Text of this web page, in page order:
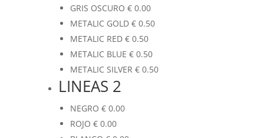
GRIS OSCURO €0.00
METALIC GOLD €0.50
METALIC RED €0.50
METALIC BLUE €0.50
METALIC SILVER €0.50
LINEAS 2
NEGRO €0.00
ROJO €0.00